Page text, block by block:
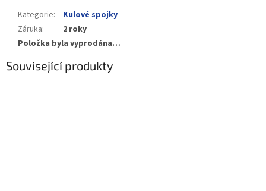
Kategorie:
Kulové spojky
Záruka:
2 roky
Položka byla vyprodána…
Související produkty